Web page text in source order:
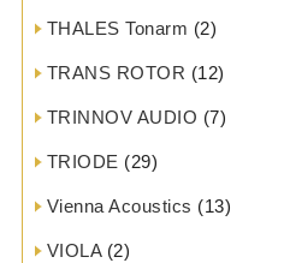
THALES Tonarm (2)
TRANS ROTOR (12)
TRINNOV AUDIO (7)
TRIODE (29)
Vienna Acoustics (13)
VIOLA(2)